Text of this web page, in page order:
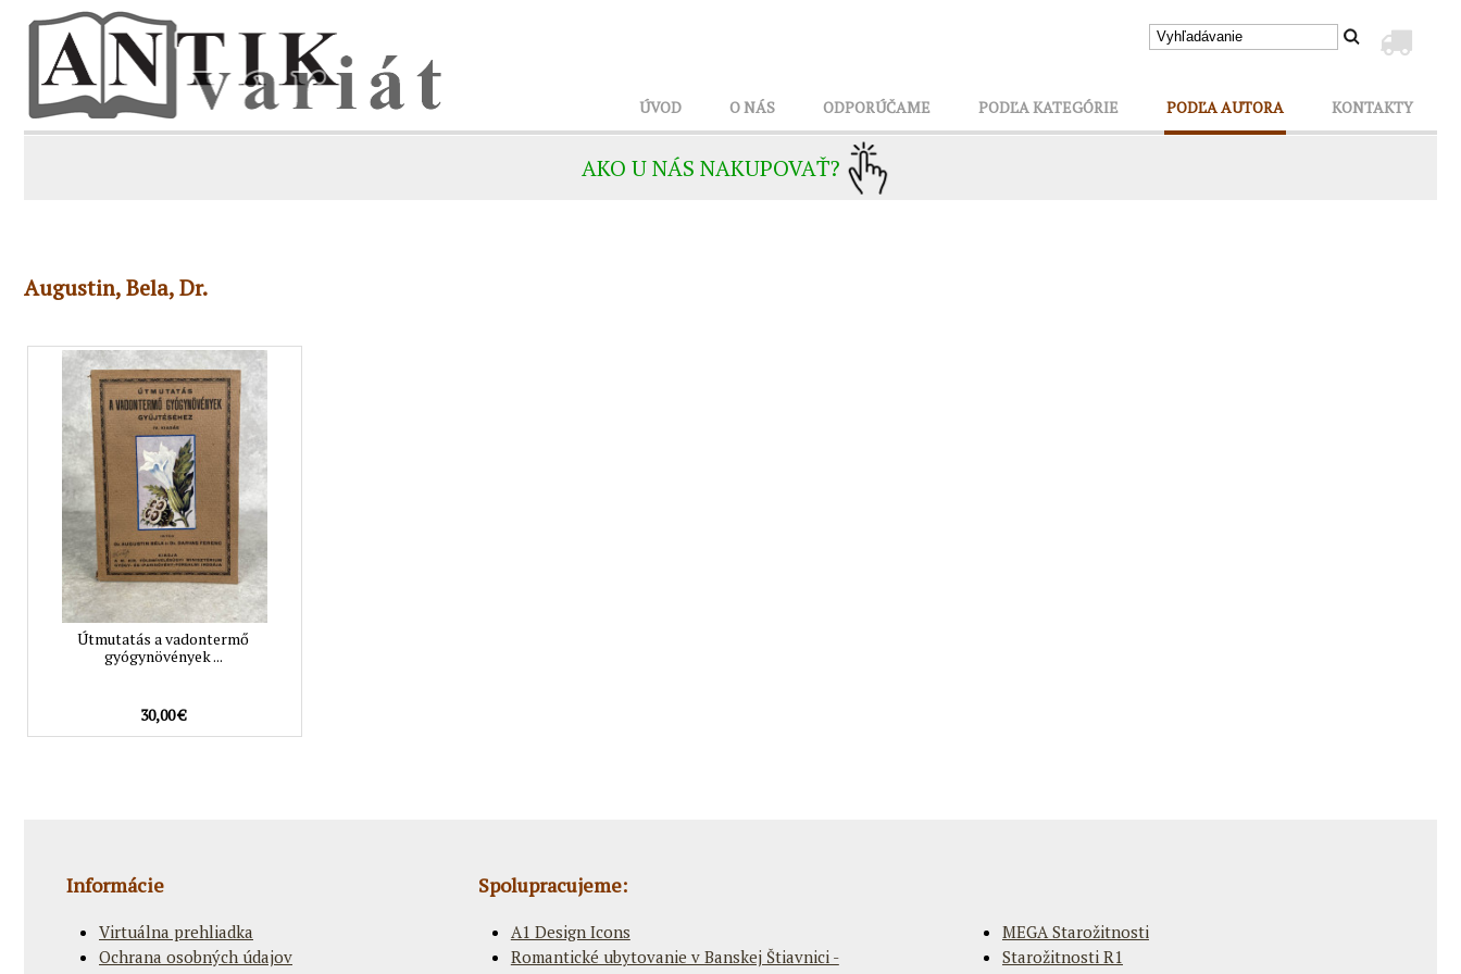
ÚVOD O NÁS ODPORÚČAME PODĽA KATEGÓRIE PODĽA AUTORA KONTAKTY
AKO U NÁS NAKUPOVAŤ?
Augustin, Bela, Dr.
Útmutatás a vadontermő
gyógynövények ...
30,00 €
Informácie
Virtuálna prehliadka
Ochrana osobných údajov
Spolupracujeme:
A1 Design Icons
Romantické ubytovanie v Banskej Štiavnici -
MEGA Starožitnosti
Starožitnosti R1